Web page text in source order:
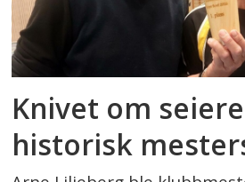
Knivet om
historisk